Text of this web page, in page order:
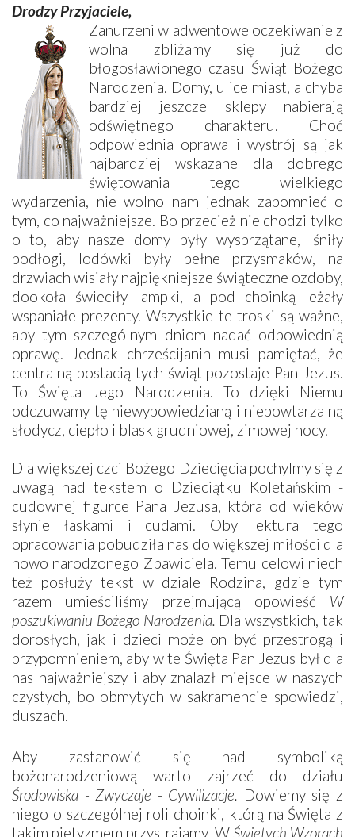
Drodzy Przyjaciele,
Zanurzeni w adwentowe oczekiwanie z
wolna zbliżamy się już do
błogosławionego czasu Świąt Bożego
Narodzenia. Domy, ulice miast, a chyba
bardziej jeszcze sklepy nabierają
odświętnego charakteru. Choć
odpowiednia oprawa i wystrój są jak
najbardziej wskazane dla dobrego
świętowania tego wielkiego
wydarzenia, nie wolno nam jednak zapomnieć o
tym, co najważniejsze. Bo przecież nie chodzi tylko
o to, aby nasze domy były wysprzątane, lśniły
podłogi, lodówki były pełne przysmaków, na
drzwiach wisiały najpiękniejsze świąteczne ozdoby,
dookoła świeciły lampki, a pod choinką leżały
wspaniałe prezenty. Wszystkie te troski są ważne,
aby tym szczególnym dniom nadać odpowiednią
oprawę. Jednak chrześcijanin musi pamiętać, że
centralną postacią tych świąt pozostaje Pan Jezus.
To Święta Jego Narodzenia. To dzięki Niemu
odczuwamy tę niewypowiedzianą i niepowtarzalną
słodycz, ciepło i blask grudniowej, zimowej nocy.
Dla większej czci Bożego Dziecięcia pochylmy się z
uwagą nad tekstem o Dzieciątku Koletańskim -
cudownej figurce Pana Jezusa, która od wieków
słynie łaskami i cudami. Oby lektura tego
opracowania pobudziła nas do większej miłości dla
nowo narodzonego Zbawiciela. Temu celowi niech
też posłuży tekst w dziale Rodzina, gdzie tym
razem umieściliśmy przejmującą opowieść W
poszukiwaniu Bożego Narodzenia. Dla wszystkich, tak
dorosłych, jak i dzieci może on być przestrogą i
przypomnieniem, aby w te Święta Pan Jezus był dla
nas najważniejszy i aby znalazł miejsce w naszych
czystych, bo obmytych w sakramencie spowiedzi,
duszach.
Aby zastanowić się nad symboliką
bożonarodzeniową warto zajrzeć do działu
Środowiska - Zwyczaje - Cywilizacje. Dowiemy się z
niego o szczególnej roli choinki, którą na Święta z
takim pietyzmem przystrajamy. W Świętych Wzorach